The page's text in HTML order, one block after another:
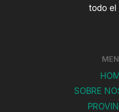
todo el
SOBRE